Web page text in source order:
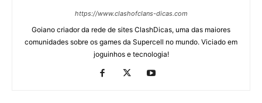
https://www.clashofclans-dicas.com
Goiano criador da rede de sites ClashDicas, uma das maiores
comunidades sobre os games da Supercell no mundo. Viciado em
joguinhos e tecnologia!